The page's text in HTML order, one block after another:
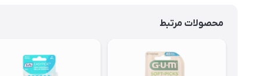
محصولات مرتبط